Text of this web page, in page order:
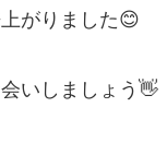
がりました😊
いしましょう👋